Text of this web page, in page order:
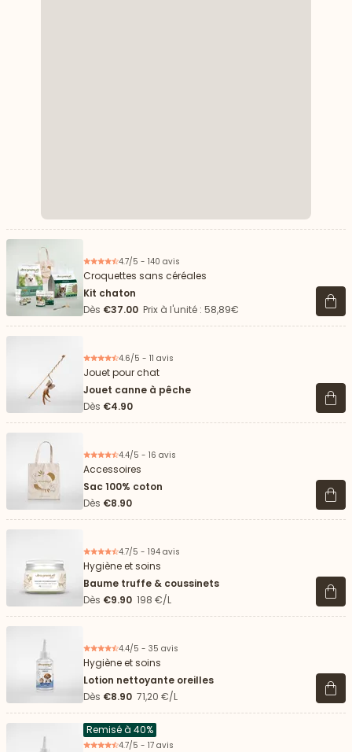
4.7/5 - 140 avis
Croquettes sans céréales
Kit chaton
Dès €37.00 Prix à l'unité : 58,89€ Voir
4.6/5 - 11 avis
Jouet pour chat
Jouet canne à pêche
Dès €4.90 Voir
4.4/5 - 16 avis
Accessoires
Sac 100% coton
Dès €8.90 Voir
4.7/5 - 194 avis
Hygiène et soins
Baume truffe & coussinets
Dès €9.90 198 €/L Voir
4.4/5 - 35 avis
Hygiène et soins
Lotion nettoyante oreilles
Dès €8.90 71,20 €/L Voir
Remisé à 40%
4.7/5 - 17 avis